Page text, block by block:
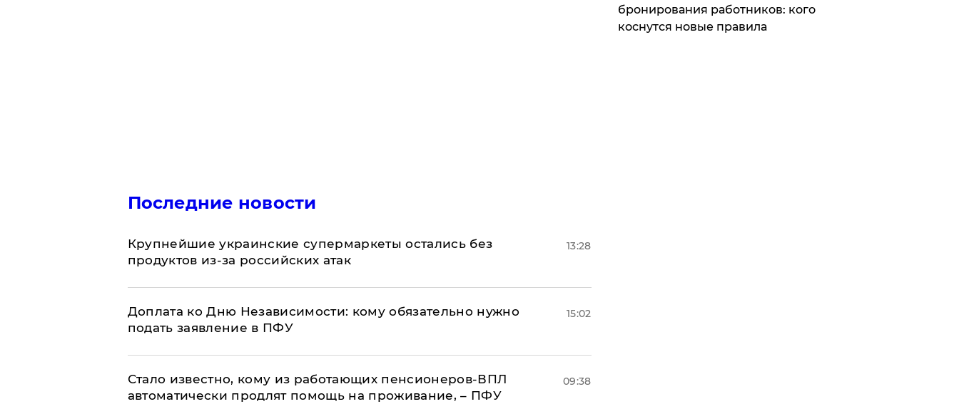
Последние новости
Крупнейшие украинские супермаркеты остались без
продуктов из-за российских атак
13:28
Доплата ко Дню Независимости: кому обязательно нужно
подать заявление в ПФУ
15:02
Стало известно, кому из работающих пенсионеров-ВПЛ
автоматически продлят помощь на проживание, – ПФУ
09:38
бронирования работников: кого
коснутся новые правила